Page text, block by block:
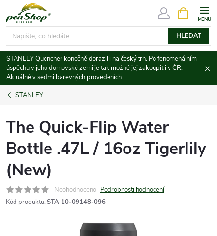
na
obsah
HLEDAT
NÁKUPNÍ
KOŠÍK
STANLEY Quencher konečně dorazil i na český trh. Po fenomenálním
úspěchu v jeho domovské zemi je tak možné jej zakoupit i v ČR.
Aktuálně v sedmi barevných provedeních.
STANLEY
The Quick-Flip Water
Bottle .47L / 16oz Tigerlily
(New)
Neohodnoceno Podrobnosti hodnocení
Kód produktu: STA 10-09148-096